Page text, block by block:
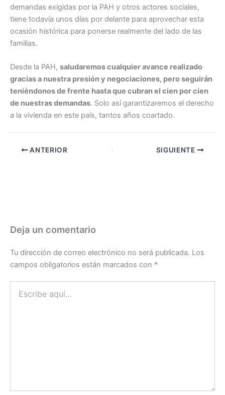
demandas exigidas por la PAH y otros actores sociales,
tiene todavía unos días por delante para aprovechar esta
ocasión histórica para ponerse realmente del lado de las
familias.
Desde la PAH, saludaremos cualquier avance realizado
gracias a nuestra presión y negociaciones, pero seguirán
teniéndonos de frente hasta que cubran el cien por cien
de nuestras demandas. Solo así garantizaremos el derecho
a la vivienda en este país, tantos años coartado.
ANTERIOR SIGUIENTE
Deja un comentario
Tu dirección de correo electrónico no será publicada. Los
campos obligatorios están marcados con *
aquí...